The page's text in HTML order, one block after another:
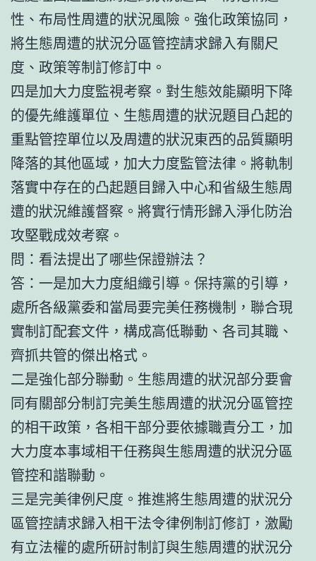
性、布局性周遭的狀況風險。強化政策協同，
將生態周遭的狀況分區管控請求歸入有關尺
度、政策等制訂修訂中。
四是加大力度監視考察。對生態效能顯明下降
的優先維護單位、生態周遭的狀況題目凸起的
重點管控單位以及周遭的狀況東西的品質顯明
降落的其他區域，加大力度監管法律。將軌制
落實中存在的凸起題目歸入中心和省級生態周
遭的狀況維護督察。將實行情形歸入淨化防治
攻堅戰成效考察。
問：看法提出了哪些保證辦法？
答：一是加大力度組織引導。保持黨的引導，
處所各級黨委和當局要完美任務機制，聯合現
實制訂配套文件，構成高低聯動、各司其職、
齊抓共管的傑出格式。
二是強化部分聯動。生態周遭的狀況部分要會
同有關部分制訂完美生態周遭的狀況分區管控
的相干政策，各相干部分要依據職責分工，加
大力度本事域相干任務與生態周遭的狀況分區
管控和諧聯動。
三是完美律例尺度。推進將生態周遭的狀況分
區管控請求歸入相干法令律例制訂修訂，激勵
有立法權的處所研討制訂與生態周遭的狀況分